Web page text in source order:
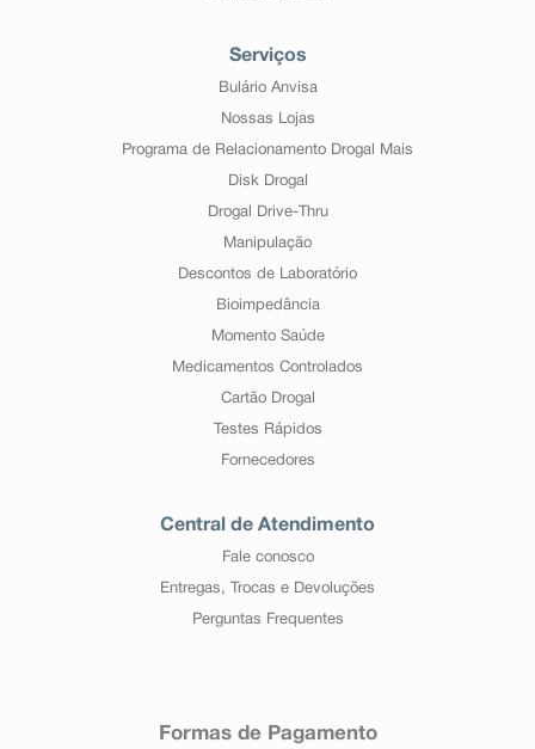
Serviços
Bulário Anvisa
Nossas Lojas
Programa de Relacionamento Drogal Mais
Disk Drogal
Drogal Drive-Thru
Manipulação
Descontos de Laboratório
Bioimpedância
Momento Saúde
Medicamentos Controlados
Cartão Drogal
Testes Rápidos
Fornecedores
Central de Atendimento
Fale conosco
Entregas, Trocas e Devoluções
Perguntas Frequentes
Formas de Pagamento